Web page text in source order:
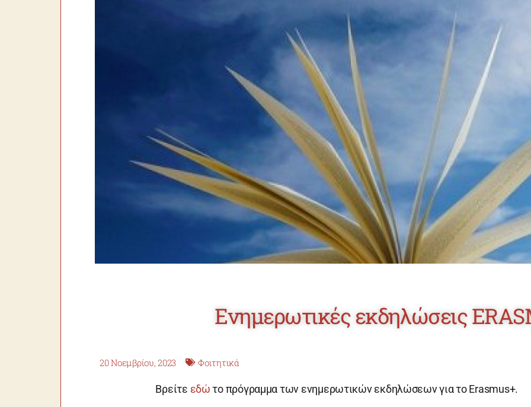
Ενημερωτικές εκδηλώσεις
20 Νοεμβρίου, 2023 Φοιτητικά
Βρείτε εδώτο πρόγραμμα των ενημερωτικών εκδηλώσεων για το Erasmus+.